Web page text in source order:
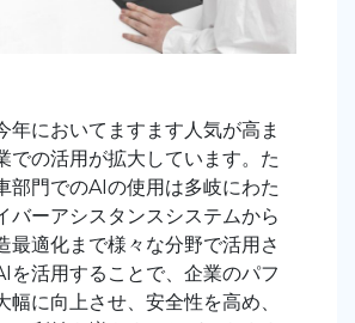
年においてますます人気が高ま
での活用が拡大しています。た
部門でのAIの使用は多岐にわた
バーアシスタンスシステムから
最適化まで様々な分野で活用さ
を活用することで、企業のパフ
幅に向上させ、安全性を高め、